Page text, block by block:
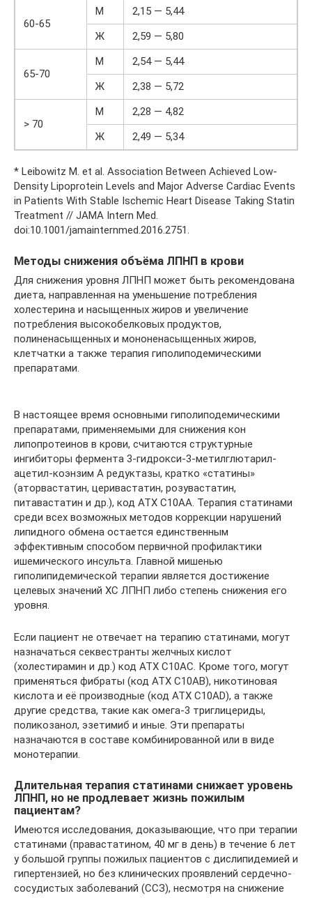
60-65
М
2,15 — 5,44
Ж
2,59 — 5,80
65-70
М
2,54 — 5,44
Ж
2,38 — 5,72
> 70
М
2,28 — 4,82
Ж
2,49 — 5,34
* Leibowitz M. et al. Association Between Achieved Low-
Density Lipoprotein Levels and Major Adverse Cardiac Events
in Patients With Stable Ischemic Heart Disease Taking Statin
Treatment // JAMA Intern Med.
doi:10.1001/jamainternmed.2016.2751.
Методы снижения объёма ЛПНП в крови
Для снижения уровня ЛПНП может быть рекомендована
диета, направленная на уменьшение потребления
холестерина и насыщенных жиров и увеличение
потребления высокобелковых продуктов,
полиненасыщенных и мононенасыщенных жиров,
клетчатки а также терапия гиполиподемическими
препаратами.
В настоящее время основными гиполиподемическими
препаратами, применяемыми для снижения кон
липопротеинов в крови, считаются структурные
ингибиторы фермента 3-гидрокси-3-метилглютарил-
ацетил-коэнзим А редуктазы, кратко «статины»
(аторвастатин, церивастатин, розувастатин,
питавастатин и др.), код АТХ C10AA. Терапия статинами
среди всех возможных методов коррекции нарушений
липидного обмена остается единственным
эффективным способом первичной профилактики
ишемического инсульта. Главной мишенью
гиполипидемической терапии является достижение
целевых значений ХС ЛПНП либо степень снижения его
уровня.
Если пациент не отвечает на терапию статинами, могут
назначаться секвестранты желчных кислот
(холестирамин и др.) код АТХ C10AC. Кроме того, могут
применяться фибраты (код АТХ C10AB), никотиновая
кислота и её производные (код АТХ C10AD), а также
другие средства, такие как омега-3 триглицериды,
поликозанол, эзетимиб и иные. Эти препараты
назначаются в составе комбинированной или в виде
монотерапии.
Длительная терапия статинами снижает уровень
ЛПНП, но не продлевает жизнь пожилым
пациентам?
Имеются исследования, доказывающие, что при терапии
статинами (правастатином, 40 мг в день) в течение 6 лет
у большой группы пожилых пациентов с дислипидемией и
гипертензией, но без клинических проявлений сердечно-
сосудистых заболеваний (ССЗ), несмотря на снижение